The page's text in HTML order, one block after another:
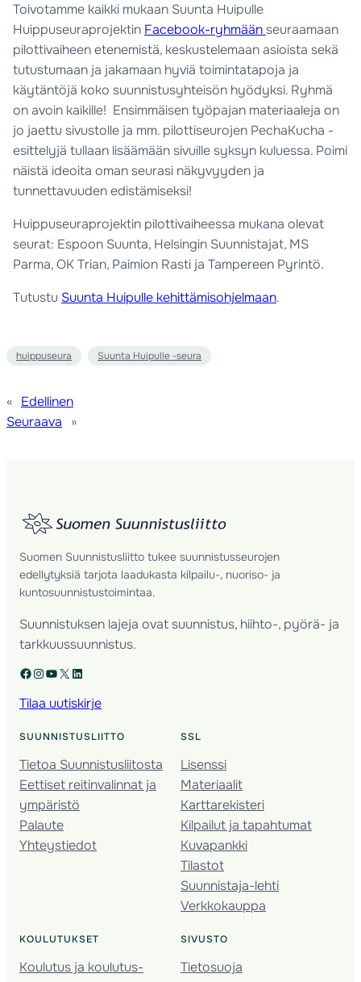
Toivotamme kaikki mukaan Suunta Huipulle
Huippuseuraprojektin Facebook-ryhmään seuraamaan
pilottivaiheen etenemistä, keskustelemaan asioista sekä
tutustumaan ja jakamaan hyviä toimintatapoja ja
käytäntöjä koko suunnistusyhteisön hyödyksi. Ryhmä
on avoin kaikille! Ensimmäisen työpajan materiaaleja on
jo jaettu sivustolle ja mm. pilottiseurojen PechaKucha -
esittelyjä tullaan lisäämään sivuille syksyn kuluessa. Poimi
näistä ideoita oman seurasi näkyvyyden ja
tunnettavuuden edistämiseksi!
Huippuseuraprojektin pilottivaiheessa mukana olevat
seurat: Espoon Suunta, Helsingin Suunnistajat, MS
Parma, OK Trian, Paimion Rasti ja Tampereen Pyrintö.
Tutustu Suunta Huipulle kehittämisohjelmaan.
huippuseura Suunta Huipulle -seura
« Edellinen
Seuraava
»
Suomen Suunnistusliitto tukee suunnistusseurojen
edellytyksiä tarjota laadukasta kilpailu-, nuoriso- ja
kuntosuunnistustoimintaa.
Suunnistuksen lajeja ovat suunnistus, hiihto-, pyörä- ja
tarkkuussuunnistus.
Facebook Instagram YouTube X LinkedIn
Tilaa uutiskirje
SUUNNISTUSLIITTO
Tietoa Suunnistusliitosta
Eettiset reitinvalinnat ja
ympäristö
Palaute
Yhteystiedot
SSL
Lisenssi
Materiaalit
Karttarekisteri
Kilpailut ja tapahtumat
Kuvapankki
Tilastot
Suunnistaja-lehti
Verkkokauppa
KOULUTUKSET
Koulutus ja koulutus­
SIVUSTO
Tietosuoja